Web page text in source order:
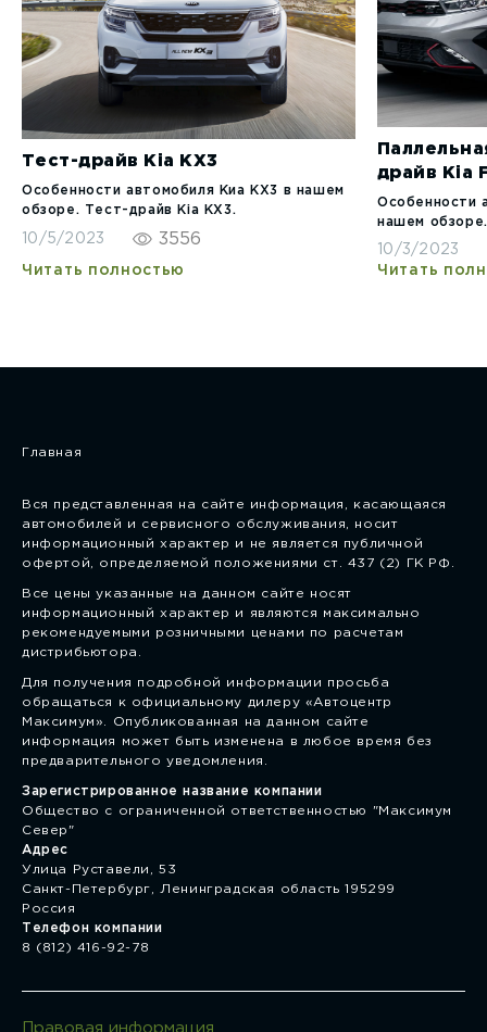
Тест-драйв Kia KX3
Особенности автомобиля Киа КХ3 в нашем
обзоре. Тест-драйв Kia KX3.
10/5/2023 3556
Читать полностью
драйв Kia
Особенности
нашем
10/3/2023
Читать
Главная
Вся представленная на сайте информация, касающаяся
автомобилей и сервисного обслуживания, носит
информационный характер и не является публичной
офертой, определяемой положениями ст. 437 (2) ГК РФ.
Все цены указанные на данном сайте носят
информационный характер и являются максимально
рекомендуемыми розничными ценами по расчетам
дистрибьютора.
Для получения подробной информации просьба
обращаться к официальному дилеру «Автоцентр
Максимум». Опубликованная на данном сайте
информация может быть изменена в любое время без
предварительного уведомления.
Зарегистрированное название компании
Общество с ограниченной ответственностью "Максимум
Север"
Адрес
Улица Руставели, 53
Санкт-Петербург, Ленинградская область 195299
Россия
Телефон компании
8 (812) 416-92-78
Правовая информация